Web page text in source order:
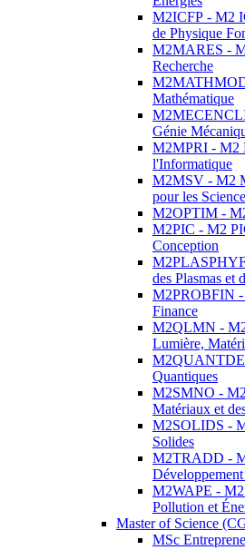
M2ICFP - M2
de Physique
M2MARES -
Recherche
Mathématique
Génie
M2MPRI - M2
l'Informatique
M2MSV - M2
pour les
M2OPTIM -
M2PIC - M2
Conception
des Plasmas et
M2PROBFIN -
Finance
M2QLMN -
Lumière,
Quantiques
M2SMNO -
Matériaux et
M2SOLIDS -
Solides
M2TRADD -
M2WAPE -
Pollution et
Master of Science
MSc